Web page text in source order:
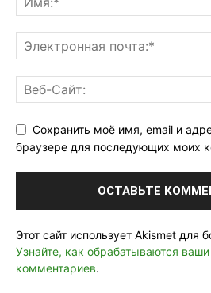
Сохранить моё имя, email и
браузере для последующих моих
Этот сайт использует Akismet для
Узнайте, как обрабатываются
комментариев.